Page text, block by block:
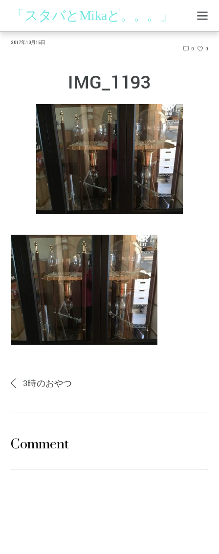
「スタバとMikaと。。。」
2017年10月15日
0
0
IMG_1193
3時のおやつ
Comment